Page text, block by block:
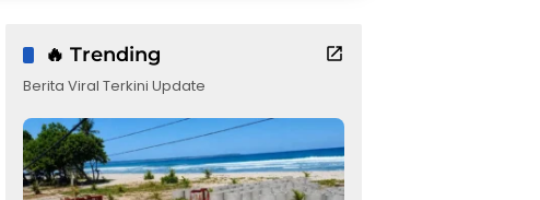
🔥 Trending
Berita Viral Terkini Update